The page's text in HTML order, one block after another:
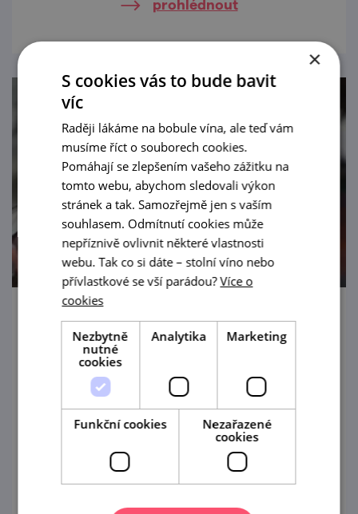
prohlédnout
Večer s cimbálkou Dyjavan
Na hudebně laděný podvečer s vínem
můžete dorazit do Winebaru Chatka ve
Znojmě.
prohlédnout
×
S cookies vás to bude bavit
víc
Raději lákáme na bobule vína, ale teď vám
musíme říct o souborech cookies.
Pomáhají se zlepšením vašeho zážitku na
tomto webu, abychom sledovali výkon
stránek a tak. Samozřejmě jen s vaším
souhlasem. Odmítnutí cookies může
nepříznivě ovlivnit některé vlastnosti
webu. Tak co si dáte – stolní víno nebo
přívlastkové se vší parádou?Více o
cookies
Nezbytně
nutné
cookies
Analytika Marketing
Funkční cookies
Nezařazené
cookies